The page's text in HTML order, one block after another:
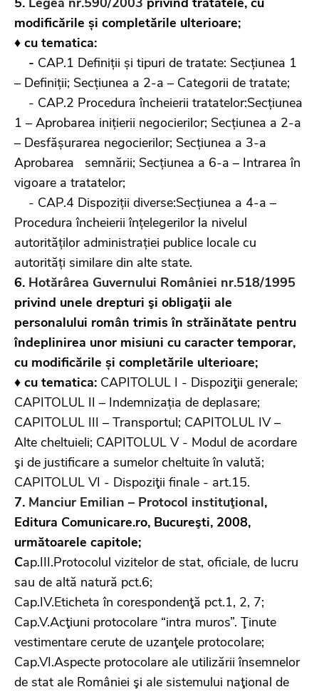
modificările și completările ulterioare;
♦ cu tematica:
- CAP.1 Definiții și tipuri de tratate: Secțiunea 1
– Definiții; Secțiunea a 2-a – Categorii de tratate;
- CAP.2 Procedura încheierii tratatelor:Secțiunea
1 – Aprobarea inițierii negocierilor; Secțiunea a 2-a
– Desfășurarea negocierilor; Secțiunea a 3-a
Aprobarea semnării; Secțiunea a 6-a – Intrarea în
vigoare a tratatelor;
- CAP.4 Dispoziții diverse:Secțiunea a 4-a –
Procedura încheierii înțelegerilor la nivelul
autorităților administrației publice locale cu
autorități similare din alte state.
6. Hotărârea Guvernului României nr.518/1995
privind unele drepturi şi obligaţii ale
personalului român trimis în străinătate pentru
îndeplinirea unor misiuni cu caracter temporar,
cu modificările și completările ulterioare;
♦ cu tematica: CAPITOLUL I - Dispoziţii generale;
CAPITOLUL II – Indemnizația de deplasare;
CAPITOLUL III – Transportul; CAPITOLUL IV –
Alte cheltuieli; CAPITOLUL V - Modul de acordare
şi de justificare a sumelor cheltuite în valută;
CAPITOLUL VI - Dispoziţii finale - art.15.
7. Manciur Emilian – Protocol instituţional,
Editura Comunicare.ro, Bucureşti, 2008,
următoarele capitole;
Cap.III.Protocolul vizitelor de stat, oficiale, de lucru
sau de altă natură pct.6;
Cap.IV.Eticheta în corespondenţă pct.1, 2, 7;
Cap.V.Acţiuni protocolare “intra muros”. Ţinute
vestimentare cerute de uzanţele protocolare;
Cap.VI.Aspecte protocolare ale utilizării însemnelor
de stat ale României şi ale sistemului naţional de